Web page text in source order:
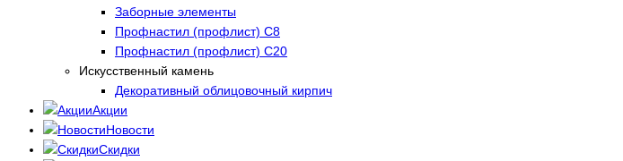
Заборные элементы
Профнастил (профлист) С8
Профнастил (профлист) С20
Искусственный камень
Декоративный облицовочный кирпич
Акции
Новости
Скидки